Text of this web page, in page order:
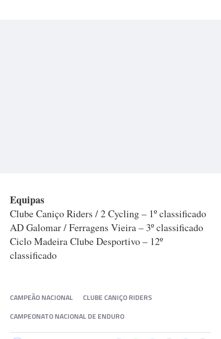
Equipas
Clube Caniço Riders / 2 Cycling – 1º classificado
AD Galomar / Ferragens Vieira – 3º classificado
Ciclo Madeira Clube Desportivo – 12º
classificado
CAMPEÃO NACIONAL
CLUBE CANIÇO RIDERS
CAMPEONATO NACIONAL DE ENDURO